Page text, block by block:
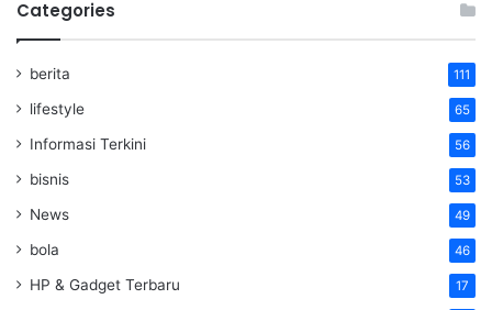
Categories
berita 111
lifestyle 65
Informasi Terkini 56
bisnis 53
News 49
bola 46
HP & Gadget Terbaru 17